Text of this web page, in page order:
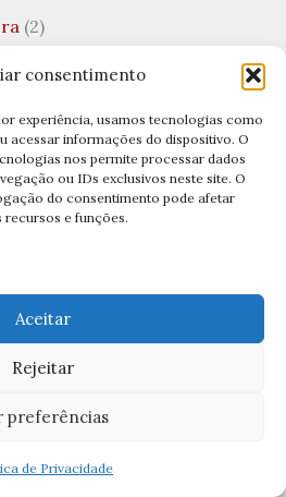
consentimento
experiência, usamos tecnologias como
acessar informações do dispositivo. O
nos permite processar dados
ou IDs exclusivos neste site. O
do consentimento pode afetar
e funções.
Aceitar
Rejeitar
preferências
de Privacidade
(2)
Aparecida(1)
de Fátima(3)
(1)